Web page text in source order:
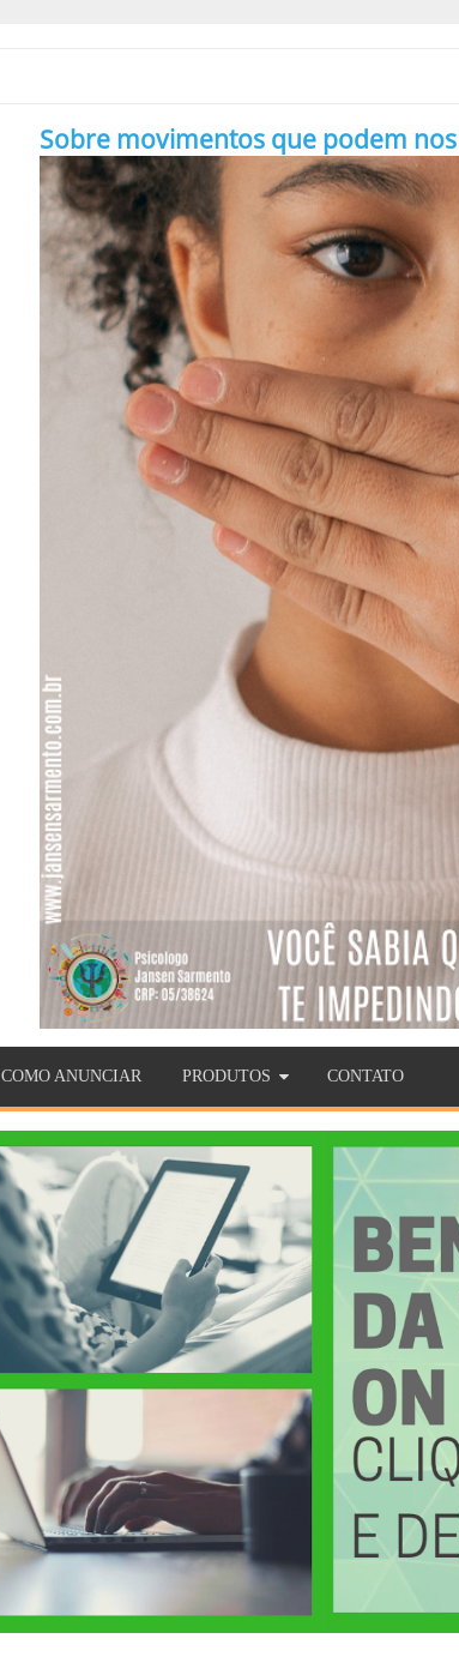
Sobre movimentos que podem
COMO ANUNCIAR PRODUTOS CONTATO